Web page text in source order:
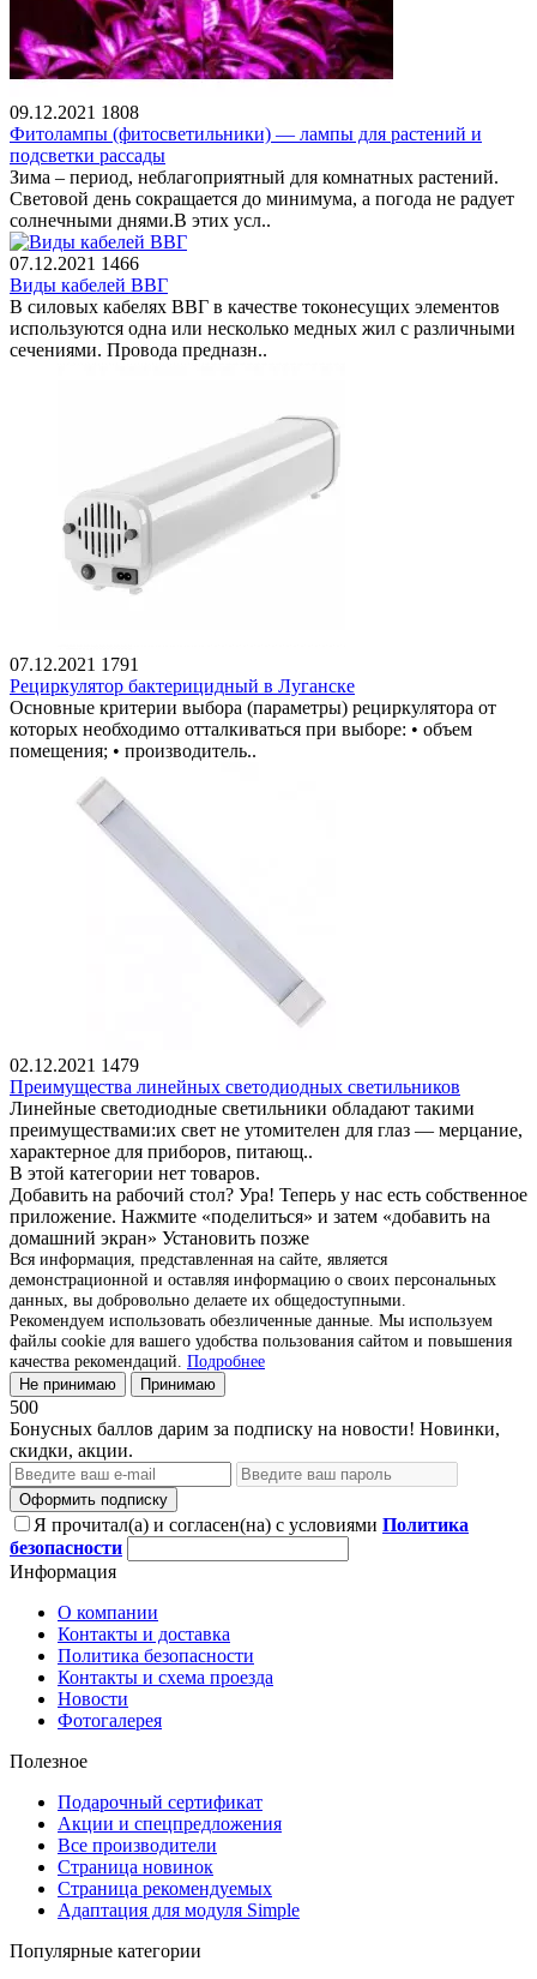
09.12.2021 1808
Фитолампы (фитосветильники) — лампы для растений и
подсветки рассады
Зима – период, неблагоприятный для комнатных растений.
Световой день сокращается до минимума, а погода не радует
солнечными днями.В этих усл..
07.12.2021 1466
Виды кабелей ВВГ
В силовых кабелях ВВГ в качестве токонесущих элементов
используются одна или несколько медных жил с различными
сечениями. Провода предназн..
07.12.2021 1791
Рециркулятор бактерицидный в Луганске
Основные критерии выбора (параметры) рециркулятора от
которых необходимо отталкиваться при выборе: • объем
помещения; • производитель..
02.12.2021 1479
Преимущества линейных светодиодных светильников
Линейные светодиодные светильники обладают такими
преимуществами:их свет не утомителен для глаз — мерцание,
характерное для приборов, питающ..
В этой категории нет товаров.
Добавить на рабочий стол? Ура! Теперь у нас есть собственное
приложение. Нажмите «поделиться» и затем «добавить на
домашний экран» Установить позже
Вся информация, представленная на сайте, является
демонстрационной и оставляя информацию о своих персональных
данных, вы добровольно делаете их общедоступными.
Рекомендуем использовать обезличенные данные. Мы используем
файлы cookie для вашего удобства пользования сайтом и повышения
качества рекомендаций. Подробнее
Не принимаю Принимаю
500
Бонусных баллов дарим за подписку на новости! Новинки,
скидки, акции.
Оформить подписку
Я прочитал(а) и согласен(на) с условиями Политика
безопасности
Информация
О компании
Контакты и доставка
Политика безопасности
Контакты и схема проезда
Новости
Фотогалерея
Полезное
Подарочный сертификат
Акции и спецпредложения
Все производители
Страница новинок
Страница рекомендуемых
Адаптация для модуля Simple
Популярные категории